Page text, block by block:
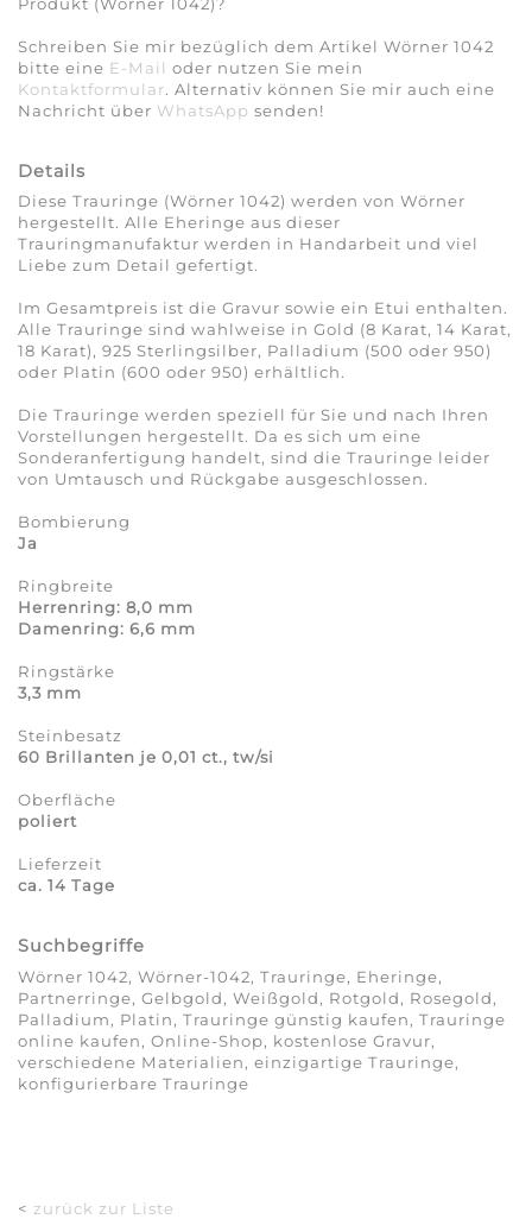
Produkt (Wörner 1042)?
Schreiben Sie mir bezüglich dem Artikel Wörner 1042
bitte eine E-Mail oder nutzen Sie mein
Kontaktformular. Alternativ können Sie mir auch eine
Nachricht über WhatsApp senden!
Details
Diese Trauringe (Wörner 1042) werden von Wörner
hergestellt. Alle Eheringe aus dieser
Trauringmanufaktur werden in Handarbeit und viel
Liebe zum Detail gefertigt.
Im Gesamtpreis ist die Gravur sowie ein Etui enthalten.
Alle Trauringe sind wahlweise in Gold (8 Karat, 14 Karat,
18 Karat), 925 Sterlingsilber, Palladium (500 oder 950)
oder Platin (600 oder 950) erhältlich.
Die Trauringe werden speziell für Sie und nach Ihren
Vorstellungen hergestellt. Da es sich um eine
Sonderanfertigung handelt, sind die Trauringe leider
von Umtausch und Rückgabe ausgeschlossen.
Bombierung
Ja
Ringbreite
Herrenring: 8,0 mm
Damenring: 6,6 mm
Ringstärke
3,3 mm
Steinbesatz
60 Brillanten je 0,01 ct., tw/si
Oberfläche
poliert
Lieferzeit
ca. 14 Tage
Suchbegriffe
Wörner 1042, Wörner-1042, Trauringe, Eheringe,
Partnerringe, Gelbgold, Weißgold, Rotgold, Rosegold,
Palladium, Platin, Trauringe günstig kaufen, Trauringe
online kaufen, Online-Shop, kostenlose Gravur,
verschiedene Materialien, einzigartige Trauringe,
konfigurierbare Trauringe
< zurück zur Liste